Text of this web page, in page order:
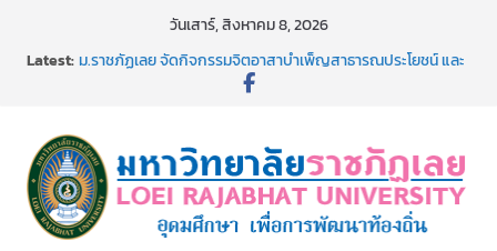
วันเสาร์, สิงหาคม 8, 2026
Latest:ม.ราชภัฏเลย จัดกิจกรรมจิตอาสาบำเพ็ญสาธารณประโยชน์ และ
เงินรายได้
ม.ราชภัฏเลย จัดมหกรรมวิชาการ เปิดบ้าน LRU ครั้งที่ 4 เปิดให้
นักเรียนมัธยมปลายค้นหาสาขาวิชาในฝัน สู่อนาคตที่ใช่
อธิการบดี มรภ.เลย ร่วมประชุมชี้แจงกับคณะอนุกรรมาธิการ
ประจำปีงบประมาณ พ.ศ. 2570